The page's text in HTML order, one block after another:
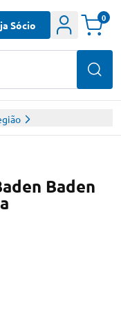
Sócio
0
Baden